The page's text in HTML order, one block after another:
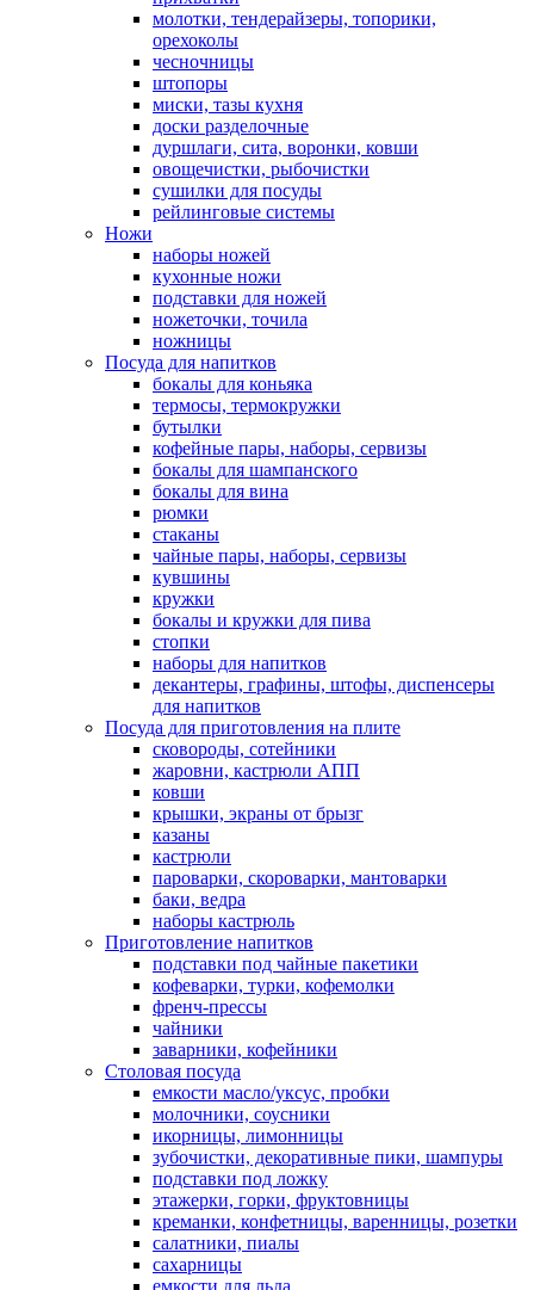
молотки, тендерайзеры, топорики,
орехоколы
чесночницы
штопоры
миски, тазы кухня
доски разделочные
дуршлаги, сита, воронки, ковши
овощечистки, рыбочистки
сушилки для посуды
рейлинговые системы
Ножи
наборы ножей
кухонные ножи
подставки для ножей
ножеточки, точила
ножницы
Посуда для напитков
бокалы для коньяка
термосы, термокружки
бутылки
кофейные пары, наборы, сервизы
бокалы для шампанского
бокалы для вина
рюмки
стаканы
чайные пары, наборы, сервизы
кувшины
кружки
бокалы и кружки для пива
стопки
наборы для напитков
декантеры, графины, штофы, диспенсеры
для напитков
Посуда для приготовления на плите
сковороды, сотейники
жаровни, кастрюли АПП
ковши
крышки, экраны от брызг
казаны
кастрюли
пароварки, скороварки, мантоварки
баки, ведра
наборы кастрюль
Приготовление напитков
подставки под чайные пакетики
кофеварки, турки, кофемолки
френч-прессы
чайники
заварники, кофейники
Столовая посуда
емкости масло/уксус, пробки
молочники, соусники
икорницы, лимонницы
зубочистки, декоративные пики, шампуры
подставки под ложку
этажерки, горки, фруктовницы
креманки, конфетницы, варенницы, розетки
салатники, пиалы
сахарницы